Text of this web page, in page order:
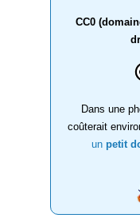
CC0
Dans une
coûterait
un petit